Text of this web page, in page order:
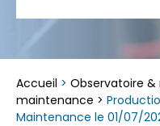
Accueil > Observatoire &
maintenance >
Maintenance le 01/07/